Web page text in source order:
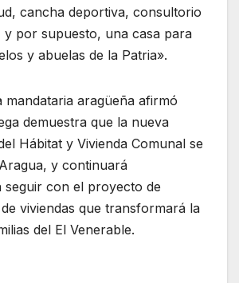
cancha deportiva, consultorio
y por supuesto, una casa para
y abuelas de la Patria».
mandataria aragüeña afirmó
demuestra que la nueva
Hábitat y Vivienda Comunal se
y continuará
seguir con el proyecto de
viviendas que transformará la
del El Venerable.